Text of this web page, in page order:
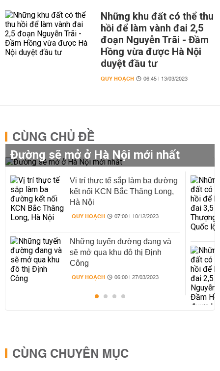
Những khu đất có thể thu
hồi để làm vành đai 2,5
đoạn Nguyễn Trãi - Đầm
Hồng vừa được Hà Nội
duyệt đầu tư
QUY HOẠCH 06:45 | 13/03/2023
CÙNG CHỦ ĐỀ
Đường sẽ mở ở Hà Nội mới nhất
Vị trí thực tế sắp làm ba đường
kết nối KCN Bắc Thăng Long,
Hà Nội
QUY HOẠCH 07:00 | 10/12/2023
Những tuyến đường đang và
sẽ mở qua khu đô thị Định
Công
QUY HOẠCH 06:00 | 27/03/2023
CÙNG CHUYÊN MỤC